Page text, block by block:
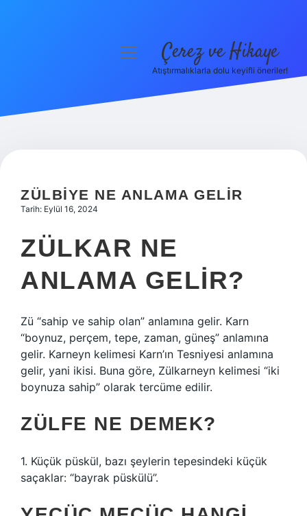
Hakkımızda
menüyü Çerez ve Hikaye
Atıştırmalıklarla dolu keyifli öneriler!
ZÜLBIYE NE ANLAMA GELIR
Tarih: Eylül 16, 2024
ZÜLKAR NE
ANLAMA GELIR?
Zü “sahip ve sahip olan” anlamına gelir. Karn
“boynuz, perçem, tepe, zaman, güneş” anlamına
gelir. Karneyn kelimesi Karn’ın Tesniyesi anlamına
gelir, yani ikisi. Buna göre, Zülkarneyn kelimesi “iki
boynuza sahip” olarak tercüme edilir.
ZÜLFE NE DEMEK?
1. Küçük püskül, bazı şeylerin tepesindeki küçük
saçaklar: “bayrak püskülü”.